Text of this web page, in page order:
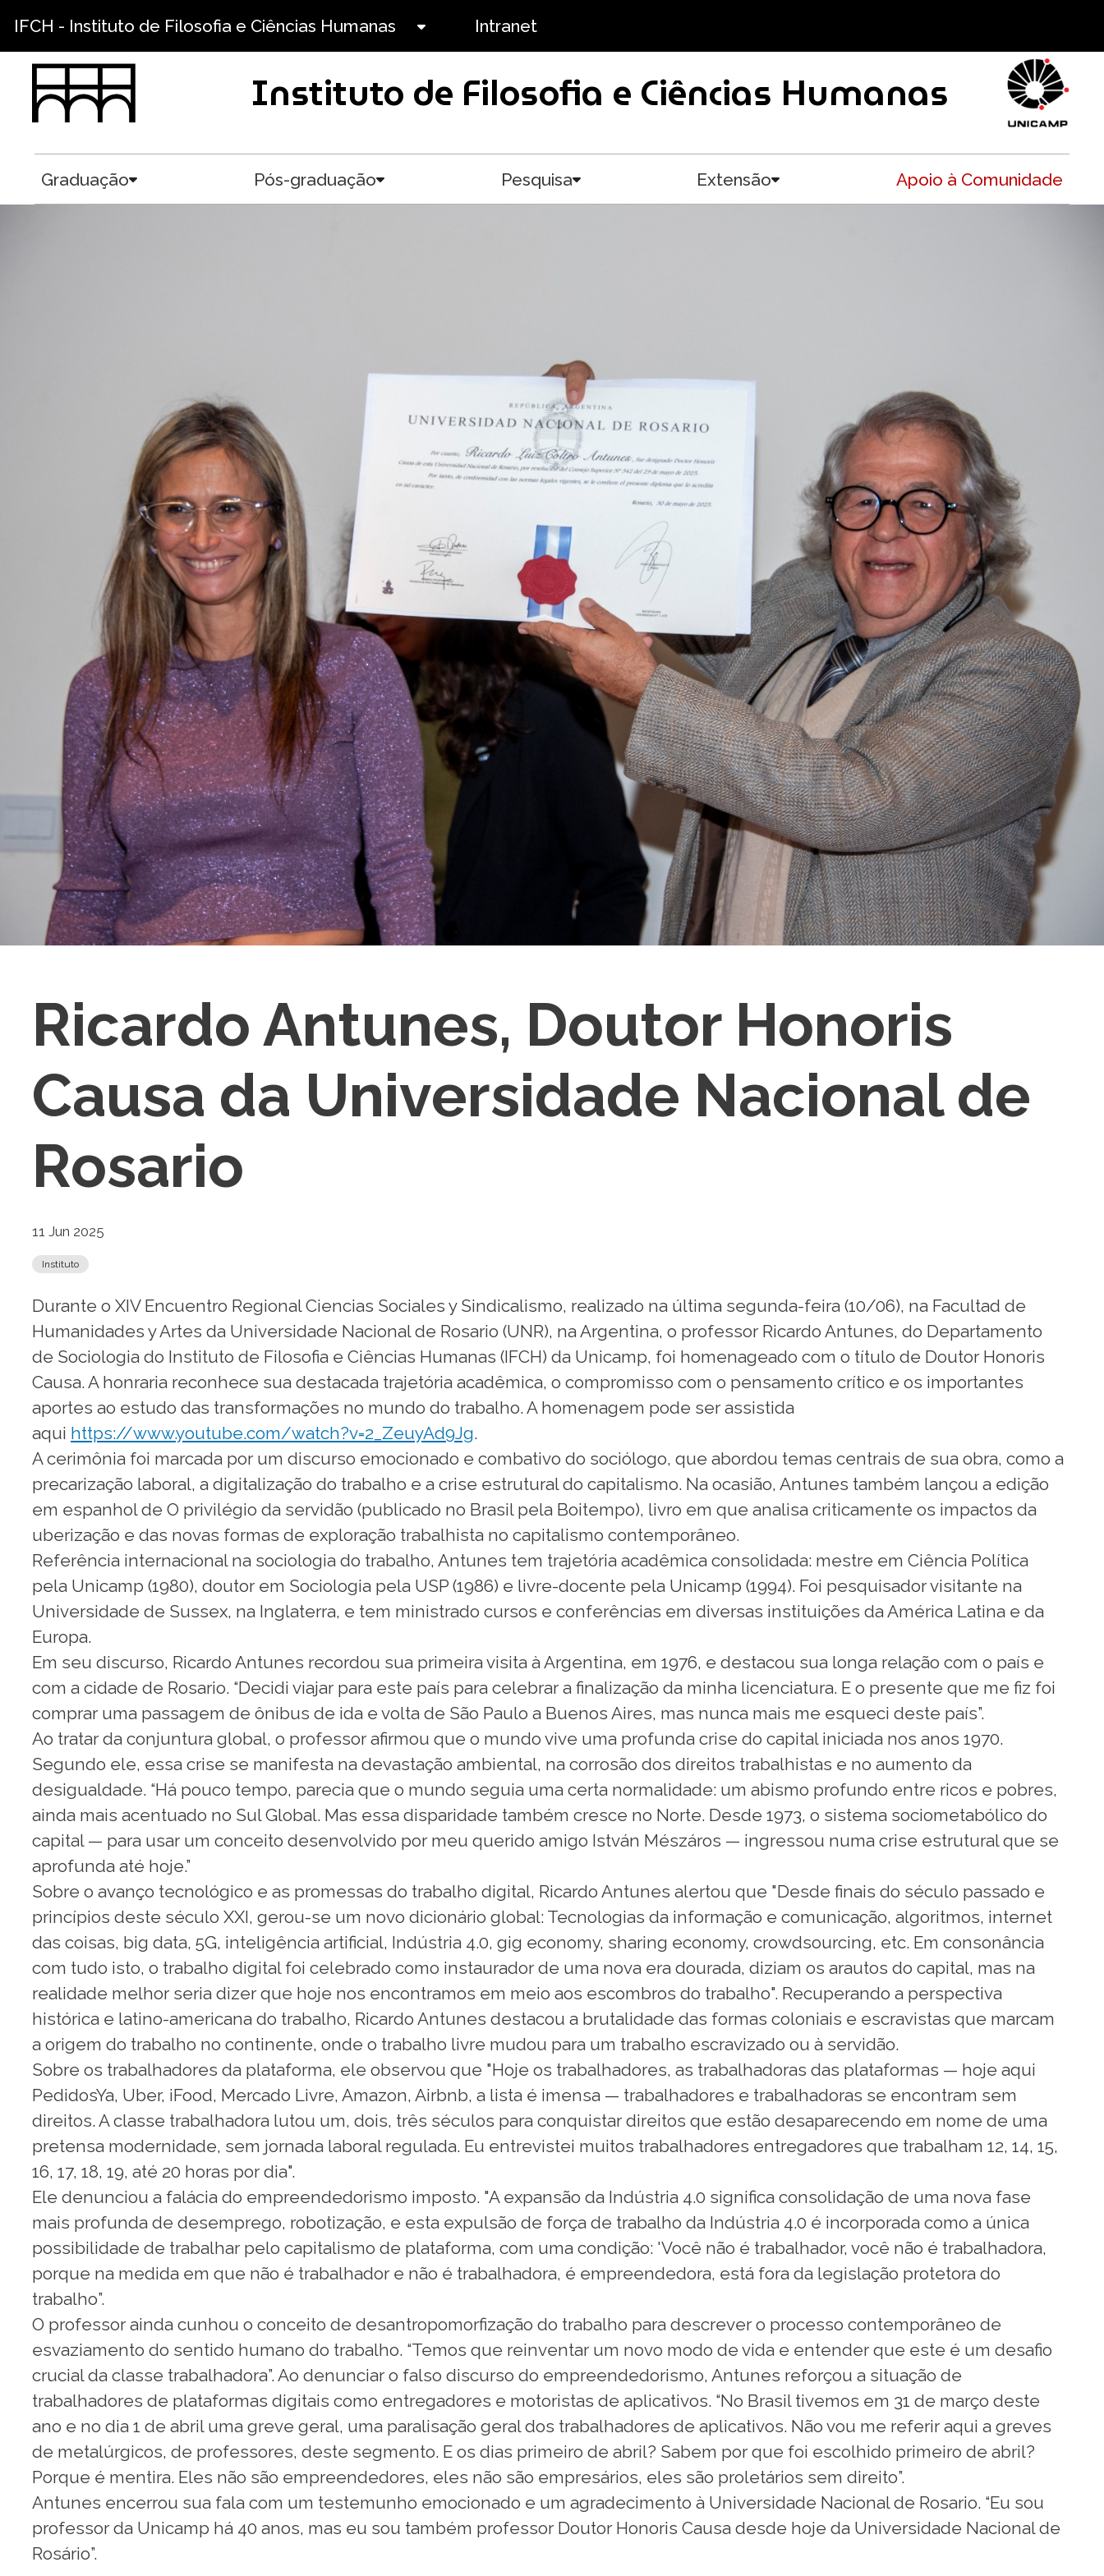
IFCH - Instituto de Filosofia e Ciências Humanas Intranet
Instituto de Filosofia e Ciências Humanas
Graduação Pós-graduação Pesquisa Extensão Apoio à Comunidade
Ricardo Antunes, Doutor Honoris
Causa da Universidade Nacional de
Rosario
11 Jun 2025
Instituto
Durante o XIV Encuentro Regional Ciencias Sociales y Sindicalismo, realizado na última segunda-feira (10/06), na Facultad de
Humanidades y Artes da Universidade Nacional de Rosario (UNR), na Argentina, o professor Ricardo Antunes, do Departamento
de Sociologia do Instituto de Filosofia e Ciências Humanas (IFCH) da Unicamp, foi homenageado com o título de Doutor Honoris
Causa. A honraria reconhece sua destacada trajetória acadêmica, o compromisso com o pensamento crítico e os importantes
aportes ao estudo das transformações no mundo do trabalho. A homenagem pode ser assistida
aqui https://www.youtube.com/watch?v=2_ZeuyAd9Jg.
A cerimônia foi marcada por um discurso emocionado e combativo do sociólogo, que abordou temas centrais de sua obra, como a
precarização laboral, a digitalização do trabalho e a crise estrutural do capitalismo. Na ocasião, Antunes também lançou a edição
em espanhol de O privilégio da servidão (publicado no Brasil pela Boitempo), livro em que analisa criticamente os impactos da
uberização e das novas formas de exploração trabalhista no capitalismo contemporâneo.
Referência internacional na sociologia do trabalho, Antunes tem trajetória acadêmica consolidada: mestre em Ciência Política
pela Unicamp (1980), doutor em Sociologia pela USP (1986) e livre-docente pela Unicamp (1994). Foi pesquisador visitante na
Universidade de Sussex, na Inglaterra, e tem ministrado cursos e conferências em diversas instituições da América Latina e da
Europa.
Em seu discurso, Ricardo Antunes recordou sua primeira visita à Argentina, em 1976, e destacou sua longa relação com o país e
com a cidade de Rosario. “Decidi viajar para este país para celebrar a finalização da minha licenciatura. E o presente que me fiz foi
comprar uma passagem de ônibus de ida e volta de São Paulo a Buenos Aires, mas nunca mais me esqueci deste país”.
Ao tratar da conjuntura global, o professor afirmou que o mundo vive uma profunda crise do capital iniciada nos anos 1970.
Segundo ele, essa crise se manifesta na devastação ambiental, na corrosão dos direitos trabalhistas e no aumento da
desigualdade. “Há pouco tempo, parecia que o mundo seguia uma certa normalidade: um abismo profundo entre ricos e pobres,
ainda mais acentuado no Sul Global. Mas essa disparidade também cresce no Norte. Desde 1973, o sistema sociometabólico do
capital — para usar um conceito desenvolvido por meu querido amigo István Mészáros — ingressou numa crise estrutural que se
aprofunda até hoje.”
Sobre o avanço tecnológico e as promessas do trabalho digital, Ricardo Antunes alertou que "Desde finais do século passado e
princípios deste século XXI, gerou-se um novo dicionário global: Tecnologias da informação e comunicação, algoritmos, internet
das coisas, big data, 5G, inteligência artificial, Indústria 4.0, gig economy, sharing economy, crowdsourcing, etc. Em consonância
com tudo isto, o trabalho digital foi celebrado como instaurador de uma nova era dourada, diziam os arautos do capital, mas na
realidade melhor seria dizer que hoje nos encontramos em meio aos escombros do trabalho". Recuperando a perspectiva
histórica e latino-americana do trabalho, Ricardo Antunes destacou a brutalidade das formas coloniais e escravistas que marcam
a origem do trabalho no continente, onde o trabalho livre mudou para um trabalho escravizado ou à servidão.
Sobre os trabalhadores da plataforma, ele observou que "Hoje os trabalhadores, as trabalhadoras das plataformas — hoje aqui
PedidosYa, Uber, iFood, Mercado Livre, Amazon, Airbnb, a lista é imensa — trabalhadores e trabalhadoras se encontram sem
direitos. A classe trabalhadora lutou um, dois, três séculos para conquistar direitos que estão desaparecendo em nome de uma
pretensa modernidade, sem jornada laboral regulada. Eu entrevistei muitos trabalhadores entregadores que trabalham 12, 14, 15,
16, 17, 18, 19, até 20 horas por dia".
Ele denunciou a falácia do empreendedorismo imposto. "A expansão da Indústria 4.0 significa consolidação de uma nova fase
mais profunda de desemprego, robotização, e esta expulsão de força de trabalho da Indústria 4.0 é incorporada como a única
possibilidade de trabalhar pelo capitalismo de plataforma, com uma condição: 'Você não é trabalhador, você não é trabalhadora,
porque na medida em que não é trabalhador e não é trabalhadora, é empreendedora, está fora da legislação protetora do
trabalho”.
O professor ainda cunhou o conceito de desantropomorfização do trabalho para descrever o processo contemporâneo de
esvaziamento do sentido humano do trabalho. “Temos que reinventar um novo modo de vida e entender que este é um desafio
crucial da classe trabalhadora”. Ao denunciar o falso discurso do empreendedorismo, Antunes reforçou a situação de
trabalhadores de plataformas digitais como entregadores e motoristas de aplicativos. “No Brasil tivemos em 31 de março deste
ano e no dia 1 de abril uma greve geral, uma paralisação geral dos trabalhadores de aplicativos. Não vou me referir aqui a greves
de metalúrgicos, de professores, deste segmento. E os dias primeiro de abril? Sabem por que foi escolhido primeiro de abril?
Porque é mentira. Eles não são empreendedores, eles não são empresários, eles são proletários sem direito”.
Antunes encerrou sua fala com um testemunho emocionado e um agradecimento à Universidade Nacional de Rosario. “Eu sou
professor da Unicamp há 40 anos, mas eu sou também professor Doutor Honoris Causa desde hoje da Universidade Nacional de
Rosário”.